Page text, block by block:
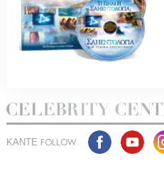
ΚΑΝΤΕ FOLLOW